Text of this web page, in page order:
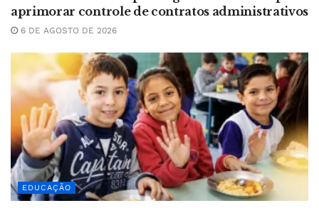
aprimorar controle de contratos administrativos
6 DE AGOSTO DE 2026
EDUCAÇÃO